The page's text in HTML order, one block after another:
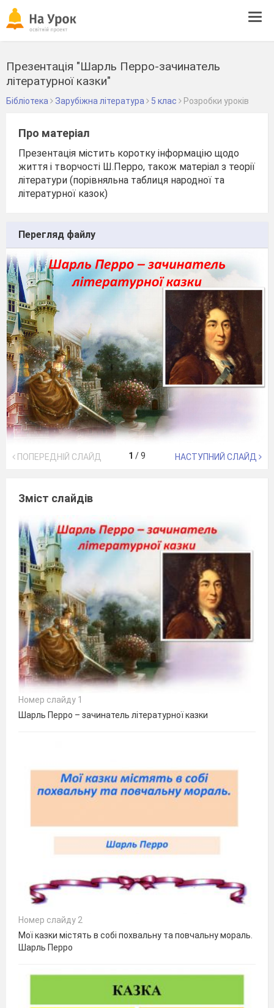
Презентація "Шарль Перро-зачинатель
літературної казки"
Бібліотека Зарубіжна література 5 клас Розробки уроків
Про матеріал
Презентація містить коротку інформацію щодо
життя і творчості Ш.Перро, також матеріал з теорії
літератури (порівняльна таблиця народної та
літературної казок)
Перегляд файлу
ПОПЕРЕДНІЙ СЛАЙД 1 /9 НАСТУПНИЙ СЛАЙД
Зміст слайдів
Номер слайду 1
Шарль Перро – зачинатель літературної казки
Номер слайду 2
Мої казки містять в собі похвальну та повчальну мораль.
Шарль Перро